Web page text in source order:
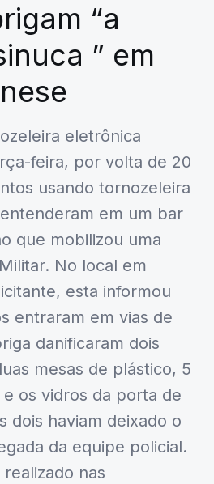
“a
” em
eletrônica
feira, por volta de 20
usando tornozeleira
em um bar
que mobilizou uma
No local em
esta informou
entraram em vias de
danificaram dois
mesas de plástico, 5
os vidros da porta de
dois haviam deixado o
da equipe policial.
nas